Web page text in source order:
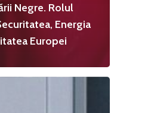
Negre. Rolul
Energia
Europei